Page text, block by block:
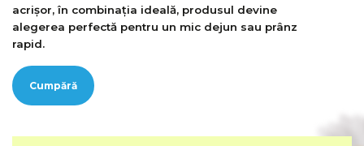
acrișor, în combinația ideală, produsul devine
alegerea perfectă pentru un mic dejun sau prânz
rapid.
Cumpără